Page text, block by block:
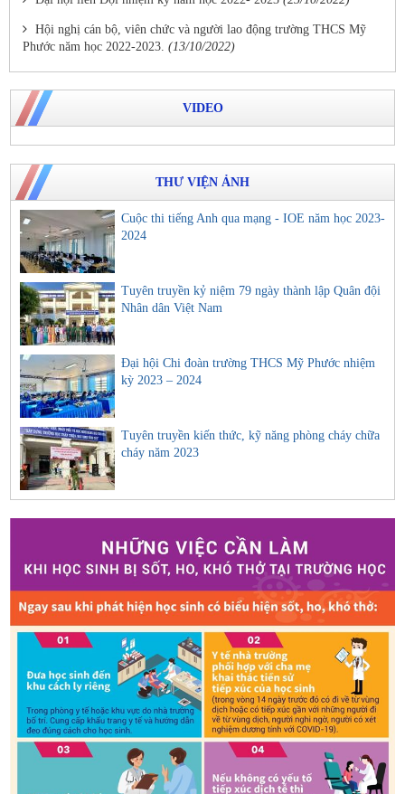
Hội nghị cán bộ, viên chức và người lao động trường THCS Mỹ
Phước năm học 2022-2023. (13/10/2022)
VIDEO
THƯ VIỆN ẢNH
Cuộc thi tiếng Anh qua mạng - IOE năm học 2023-
2024
Tuyên truyền kỷ niệm 79 ngày thành lập Quân đội
Nhân dân Việt Nam
Đại hội Chi đoàn trường THCS Mỹ Phước nhiệm
kỳ 2023 – 2024
Tuyên truyền kiến thức, kỹ năng phòng cháy chữa
cháy năm 2023